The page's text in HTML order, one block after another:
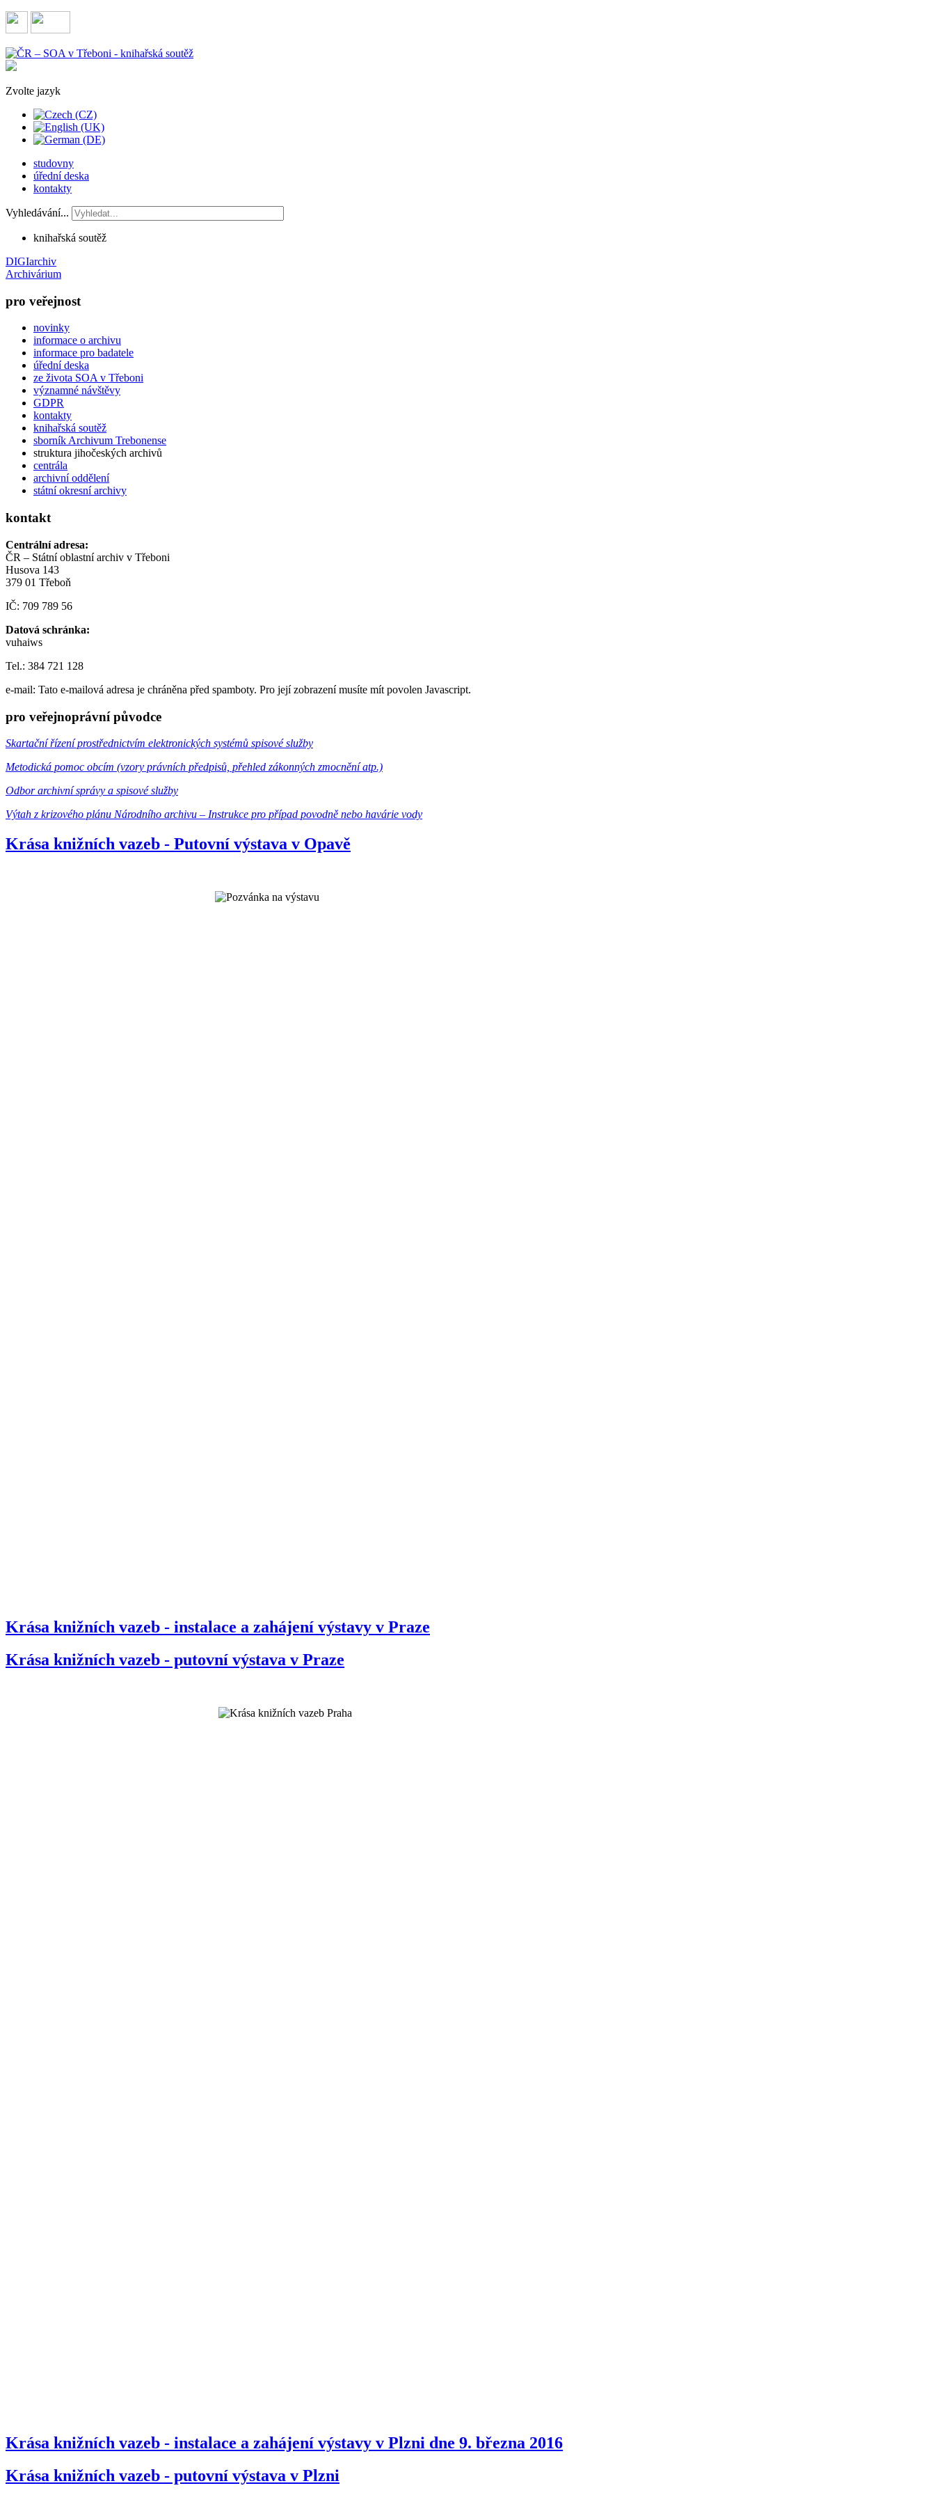
Zvolte jazyk
studovny
úřední deska
kontakty
Vyhledávání...
knihařská soutěž
DIGIarchiv
Archivárium
pro veřejnost
novinky
informace o archivu
informace pro badatele
úřední deska
ze života SOA v Třeboni
významné návštěvy
GDPR
kontakty
knihařská soutěž
sborník Archivum Trebonense
struktura jihočeských archivů
centrála
archivní oddělení
státní okresní archivy
kontakt
Centrální adresa:
ČR – Státní oblastní archiv v Třeboni
Husova 143
379 01 Třeboň
IČ: 709 789 56
Datová schránka:
vuhaiws
Tel.: 384 721 128
e-mail: Tato e-mailová adresa je chráněna před spamboty. Pro její zobrazení musíte mít povolen Javascript.
pro veřejnoprávní původce
Skartační řízení prostřednictvím elektronických systémů spisové služby
Metodická pomoc obcím (vzory právních předpisů, přehled zákonných zmocnění atp.)
Odbor archivní správy a spisové služby
Výtah z krizového plánu Národního archivu – Instrukce pro případ povodně nebo havárie vody
Krása knižních vazeb - Putovní výstava v Opavě
Krása knižních vazeb - instalace a zahájení výstavy v Praze
Krása knižních vazeb - putovní výstava v Praze
Krása knižních vazeb - instalace a zahájení výstavy v Plzni dne 9. března 2016
Krása knižních vazeb - putovní výstava v Plzni